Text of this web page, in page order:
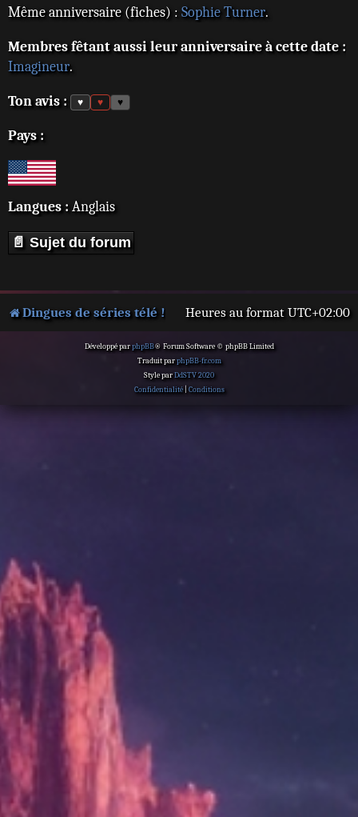
Même anniversaire (fiches) : Sophie Turner.
Membres fêtant aussi leur anniversaire à cette date :
Imagineur.
Ton avis : ♥ ♥ ♥
Pays :
Langues : Anglais
📄 Sujet du forum
Dingues de séries télé ! Heures au format UTC+02:00
Développé parphpBB® Forum Software © phpBB Limited
Traduit parphpBB-fr.com
Style parDdSTV 2020
Confidentialité| Conditions